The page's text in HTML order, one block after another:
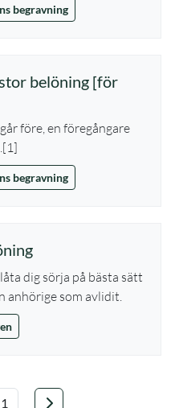
begravning
belöning [för
före, en föregångare
begravning
dig sörja på bästa sätt
anhörige som avlidit.
Nästa